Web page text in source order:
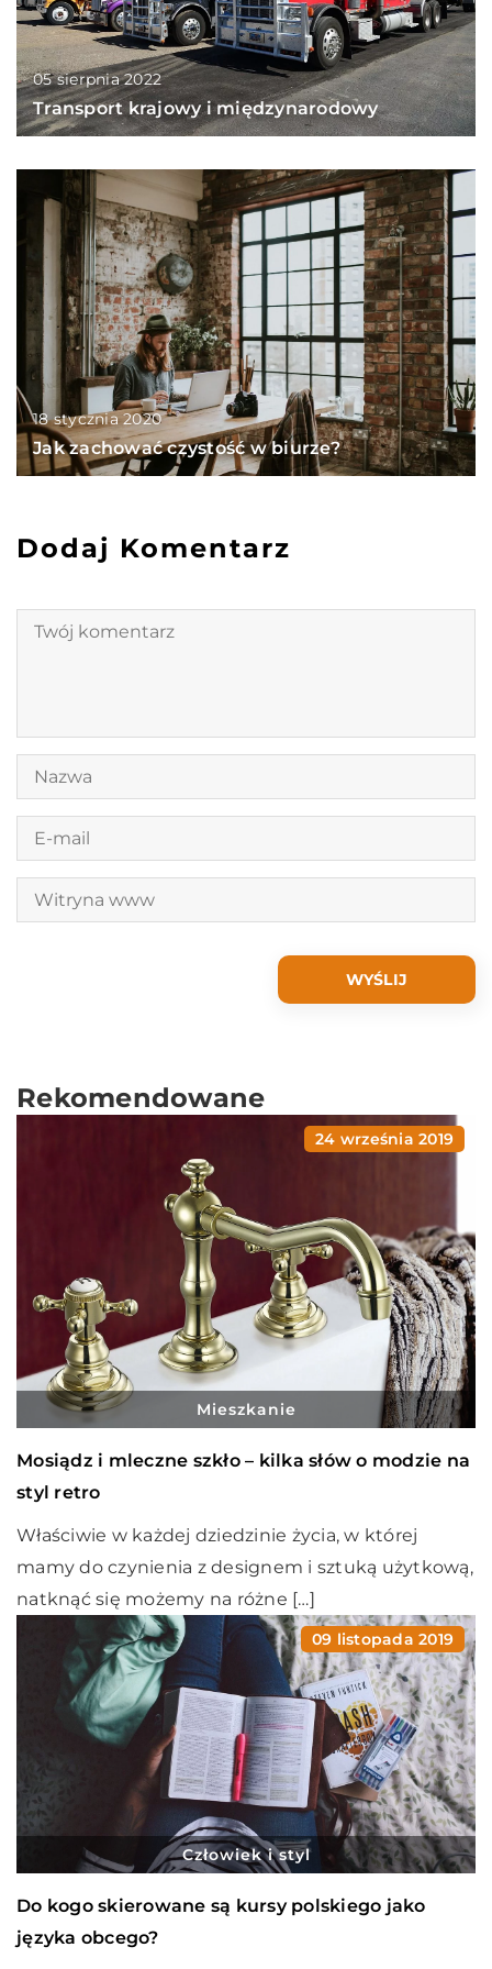
05 sierpnia 2022
Transport krajowy i międzynarodowy
18 stycznia 2020
Jak zachować czystość w biurze?
Dodaj Komentarz
Rekomendowane
24 września 2019
Mieszkanie
Mosiądz i mleczne szkło – kilka słów o modzie na
styl retro
Właściwie w każdej dziedzinie życia, w której
mamy do czynienia z designem i sztuką użytkową,
natknąć się możemy na różne […]
09 listopada 2019
Człowiek i styl
Do kogo skierowane są kursy polskiego jako
języka obcego?